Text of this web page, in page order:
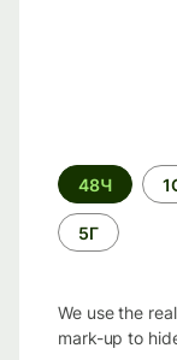
Time
period
48Ч
5Г
We use the
mark-up to